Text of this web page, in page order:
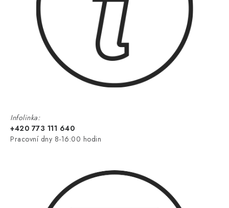
Infolinka:
+420 773 111 640
Pracovní dny 8-16:00 hodin